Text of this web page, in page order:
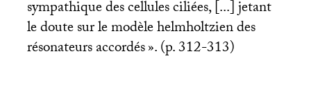
sympathique des cellules ciliées, [...] jetant
le doute sur le modèle helmholtzien des
résonateurs accordés». (p. 312-313)